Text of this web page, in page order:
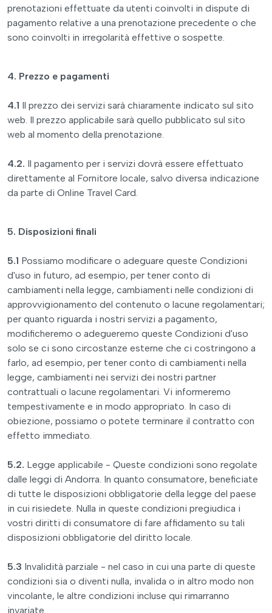
prenotazioni effettuate da utenti coinvolti in dispute di
pagamento relative a una prenotazione precedente o che
sono coinvolti in irregolarità effettive o sospette.
4. Prezzo e pagamenti
4.1 Il prezzo dei servizi sarà chiaramente indicato sul sito
web. Il prezzo applicabile sarà quello pubblicato sul sito
web al momento della prenotazione.
4.2. Il pagamento per i servizi dovrà essere effettuato
direttamente al Fornitore locale, salvo diversa indicazione
da parte di Online Travel Card.
5. Disposizioni finali
5.1 Possiamo modificare o adeguare queste Condizioni
d'uso in futuro, ad esempio, per tener conto di
cambiamenti nella legge, cambiamenti nelle condizioni di
approvvigionamento del contenuto o lacune regolamentari;
per quanto riguarda i nostri servizi a pagamento,
modificheremo o adegueremo queste Condizioni d'uso
solo se ci sono circostanze esterne che ci costringono a
farlo, ad esempio, per tener conto di cambiamenti nella
legge, cambiamenti nei servizi dei nostri partner
contrattuali o lacune regolamentari. Vi informeremo
tempestivamente e in modo appropriato. In caso di
obiezione, possiamo o potete terminare il contratto con
effetto immediato.
5.2. Legge applicabile - Queste condizioni sono regolate
dalle leggi di Andorra. In quanto consumatore, beneficiate
di tutte le disposizioni obbligatorie della legge del paese
in cui risiedete. Nulla in queste condizioni pregiudica i
vostri diritti di consumatore di fare affidamento su tali
disposizioni obbligatorie del diritto locale.
5.3 Invalidità parziale - nel caso in cui una parte di queste
condizioni sia o diventi nulla, invalida o in altro modo non
vincolante, le altre condizioni incluse qui rimarranno
invariate.